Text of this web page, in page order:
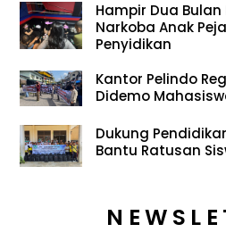
Hampir Dua Bulan
Narkoba Anak
Penyidikan
Kantor Pelindo
Didemo
Dukung
Bantu Ratusan